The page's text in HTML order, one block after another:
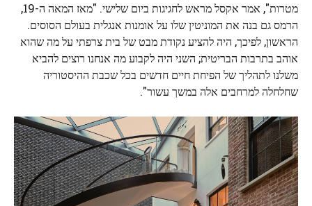
מטרות", אמר אקסל מראש לחגיגות ביום שלישי. "מאז המאה ה-19,
הרמס גם בנה את המוניטין שלו על אומנות אנגלית בעולם הסוסים.
הראשון, לפיכך, היה להציע נקודת מבט של בית צרפתי על מה שהוא
אוהב בתרבות הבריטית; השני היה לקבוע מה אנחנו רוצים להביא
משלנו לתהליך של הפיחת חיים חדשים בכל שכבת ההיסטוריה
שחלחלה למרחבים אלה במשך עשור".